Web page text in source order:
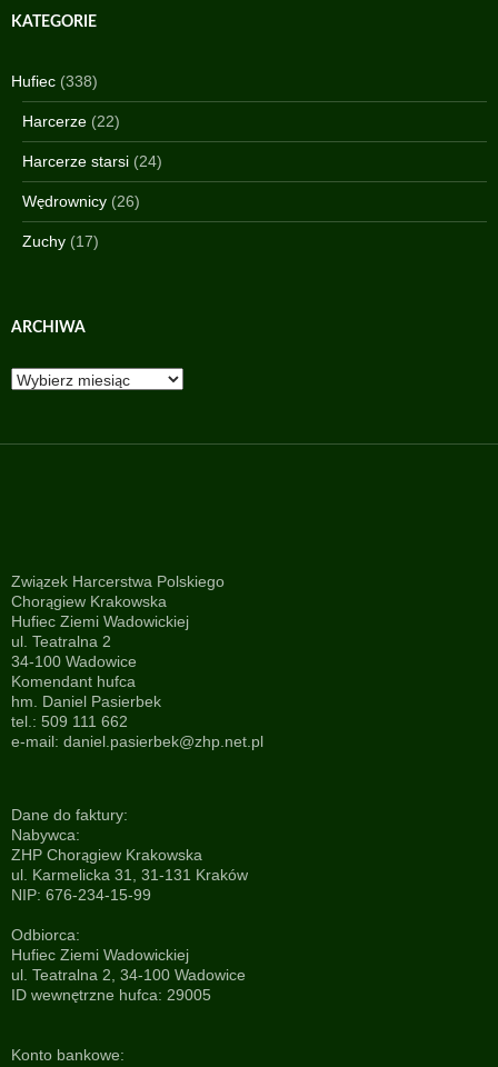
KATEGORIE
Hufiec (338)
Harcerze (22)
Harcerze starsi (24)
Wędrownicy (26)
Zuchy (17)
ARCHIWA
Archiwa
Związek Harcerstwa Polskiego
Chorągiew Krakowska
Hufiec Ziemi Wadowickiej
ul. Teatralna 2
34-100 Wadowice
Komendant hufca
hm. Daniel Pasierbek
tel.: 509 111 662
e-mail: daniel.pasierbek@zhp.net.pl
Dane do faktury:
Nabywca:
ZHP Chorągiew Krakowska
ul. Karmelicka 31, 31-131 Kraków
NIP: 676-234-15-99
Odbiorca:
Hufiec Ziemi Wadowickiej
ul. Teatralna 2, 34-100 Wadowice
ID wewnętrzne hufca: 29005
Konto bankowe: